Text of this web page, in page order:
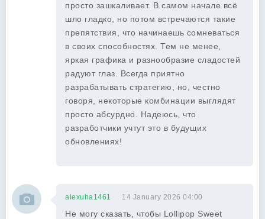
просто зашкаливает. В самом начале всё
шло гладко, но потом встречаются такие
препятствия, что начинаешь сомневаться
в своих способностях. Тем не менее,
яркая графика и разнообразие сладостей
радуют глаз. Всегда приятно
разрабатывать стратегию, но, честно
говоря, некоторые комбинации выглядят
просто абсурдно. Надеюсь, что
разработчики учтут это в будущих
обновлениях!
alexuha1461 14 January 2026 04:00
Не могу сказать, чтобы Lollipop Sweet